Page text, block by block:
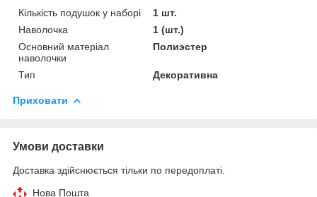
Кількість подушок у наборі
1 шт.
Наволочка
1 (шт.)
Основний матеріал
наволочки
Полиэстер
Тип Декоративна
Приховати
Умови доставки
Доставка здійснюється тільки по передоплаті.
Нова Пошта